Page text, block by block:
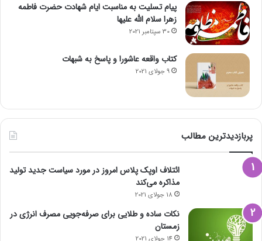
پیام تسلیت به مناسبت ایام شهادت حضرت فاطمه
زهرا سلام الله علیها
30 سپتامبر 2021
کتاب واقعه عاشورا و پاسخ به شبهات
9 جولای 2021
پربازدیدترین مطالب
ائتلاف اوپک پلاس امروز در مورد سیاست جدید تولید
مذاکره می‌کند
18 جولای 2021
نکات ساده و طلایی برای صرفه‌جویی مصرف انرژی در
زمستان
14 جولای 2021